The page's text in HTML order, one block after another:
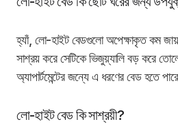
হ্যাঁ, লো-হাইট বেডগুলো অপেক্ষাকৃত কম
সাশ্রয় করে সেটিকে ভিজুয়্যালি বড় করে
অ্যাপার্টমেন্টের জন্যে এ ধরণের বেড হতে
লো-হাইট বেড কি সাশ্রয়ী?